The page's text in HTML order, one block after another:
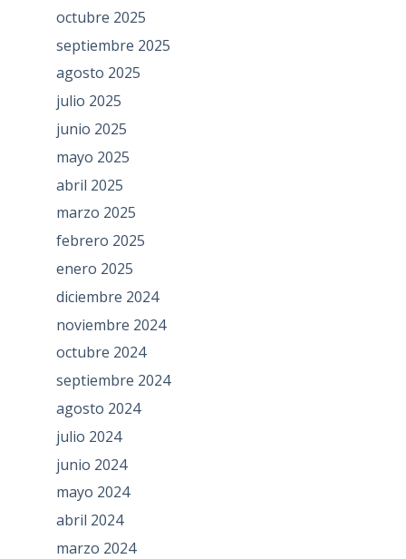
octubre 2025
septiembre 2025
agosto 2025
julio 2025
junio 2025
mayo 2025
abril 2025
marzo 2025
febrero 2025
enero 2025
diciembre 2024
noviembre 2024
octubre 2024
septiembre 2024
agosto 2024
julio 2024
junio 2024
mayo 2024
abril 2024
marzo 2024